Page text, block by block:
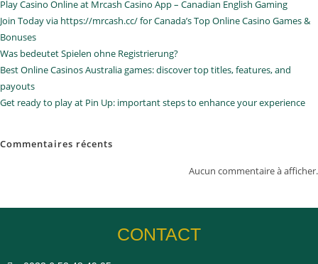
Play Casino Online at Mrcash Casino App – Canadian English Gaming
Join Today via https://mrcash.cc/ for Canada’s Top Online Casino Games &
Bonuses
Was bedeutet Spielen ohne Registrierung?
Best Online Casinos Australia games: discover top titles, features, and
payouts
Get ready to play at Pin Up: important steps to enhance your experience
Commentaires récents
Aucun commentaire à afficher.
CONTACT